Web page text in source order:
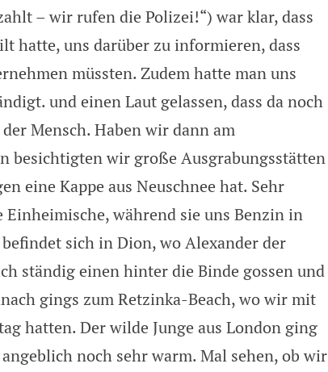
– wir rufen die Polizei!“) war klar, dass
hatte, uns darüber zu informieren, dass
müssten. Zudem hatte man uns
und einen Laut gelassen, dass da noch
Mensch. Haben wir dann am
besichtigten wir große Ausgrabungsstätten
eine Kappe aus Neuschnee hat. Sehr
Einheimische, während sie uns Benzin in
sich in Dion, wo Alexander der
ständig einen hinter die Binde gossen und
gings zum Retzinka-Beach, wo wir mit
hatten. Der wilde Junge aus London ging
noch sehr warm. Mal sehen, ob wir